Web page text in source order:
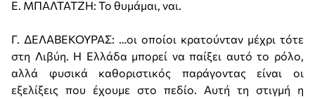
Ε. ΜΠΑΛΤΑΤΖΗ: Το θυμάμαι, ναι.
Γ. ΔΕΛΑΒΕΚΟΥΡΑΣ: …οι οποίοι κρατούνταν μέχρι τότε
στη Λιβύη. Η Ελλάδα μπορεί να παίξει αυτό το ρόλο,
αλλά φυσικά καθοριστικός παράγοντας είναι οι
εξελίξεις που έχουμε στο πεδίο. Αυτή τη στιγμή η